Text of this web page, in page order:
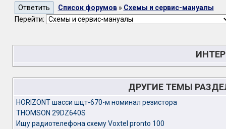
Список форумов» Схемы и сервис-мануалы
Перейти:
ДРУГИЕ ТЕМЫ
HORIZONT шасси шцт-670-м номинал резистора
THOMSON 29DZ640S
Ищу радиотелефона схему Voxtel pronto 100